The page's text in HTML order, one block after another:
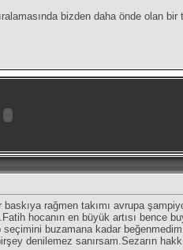
bizden daha önde olan
rağmen takımı avrupa
hocanın en büyük artısı bence
buzamana kadar
denilemez sanırsam.Sezarın